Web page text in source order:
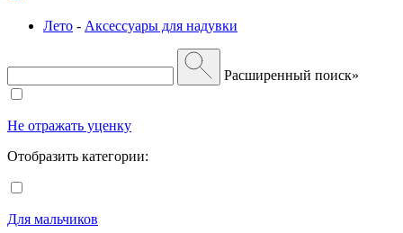
Лето - Аксессуары для надувки
Расширенный поиск»
Не отражать уценку
Отобразить категории:
Для мальчиков